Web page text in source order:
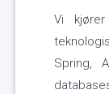
Vi
Spring,